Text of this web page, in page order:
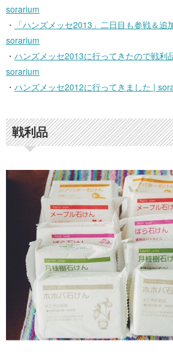
sorarium
・
「ハンズメッセ2013」二日目も参戦＆追
sorarium
・ ハンズメッセ2013に行ってきたので戦利
sorarium
・ ハンズメッセ2012に行ってきました |
戦利品